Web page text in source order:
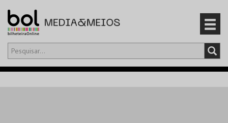
Olá,iniciar sessão